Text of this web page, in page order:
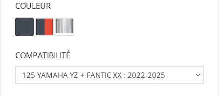
COULEUR
COMPATIBILITÉ